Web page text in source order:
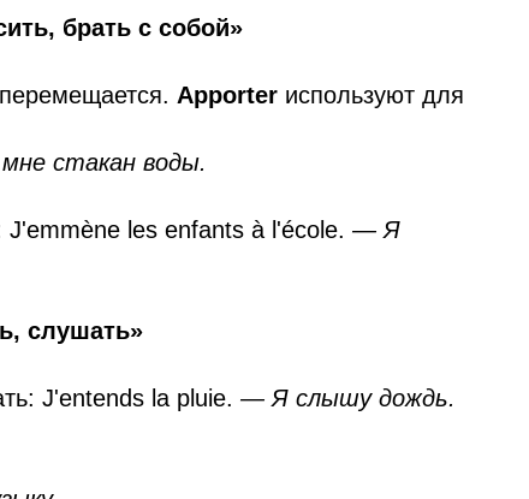
брать с собой»
Apporter используют для
стакан воды.
les enfants à l'école. — Я
слушать»
J'entends la pluie. — Я слышу дождь.